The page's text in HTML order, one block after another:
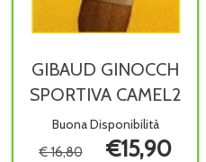
GIBAUD GINOCCH
SPORTIVA CAMEL2
Buona Disponibilità
€ 16,80 €15,90